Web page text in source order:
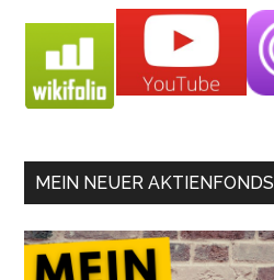
MEIN NEUER AKTIENFONDS